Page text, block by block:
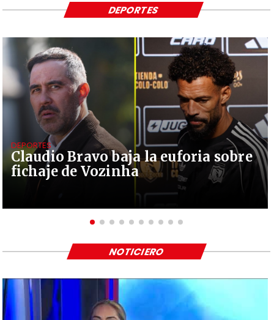
Claudio Bravo baja la euforia sobre
fichaje de Vozinha
DEPORTES
DEPORTES
NOTICIERO